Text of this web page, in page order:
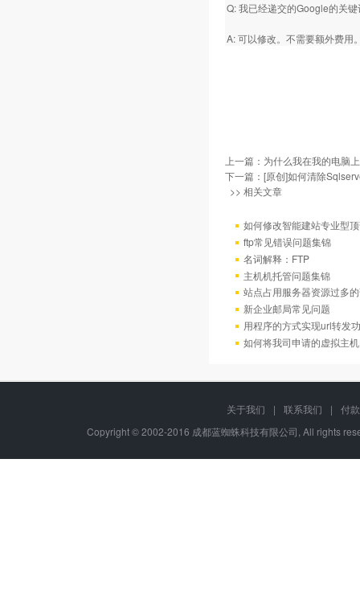
Q: 我已经递交的Google的关
A: 可以修改。不需要额外费用
上一篇： 为什么我在我的电脑
下一篇： [原创]如何清除
>> 相关文章
如何修改智能建站专业型
ftp常见错误问题集锦
名词解释：FTP
主机机托管问题集锦
站点占用服务器资源过多
新企业邮局常见问题
用程序的方式实现url转发
如何将我司申请的虚拟主
关于我们 | 联系我们 |
付
Copyright © 2002-2016 成都蓝蜘蛛科技有限公司, All rights